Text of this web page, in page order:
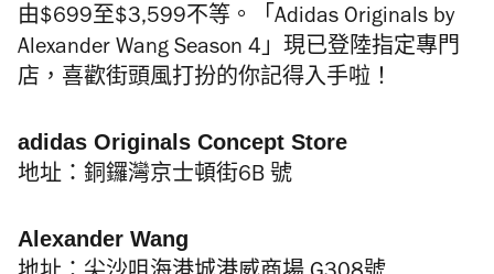
由$699至$3,599不等。「Adidas Originals by
Alexander Wang Season 4」現已登陸指定專門
店，喜歡街頭風打扮的你記得入手啦！
adidas Originals Concept Store
地址：銅鑼灣京士頓街6B 號
Alexander Wang